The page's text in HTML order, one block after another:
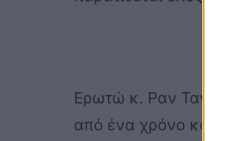
Ερωτώ κ. Ραν Ταν
από ένα χρόνο και